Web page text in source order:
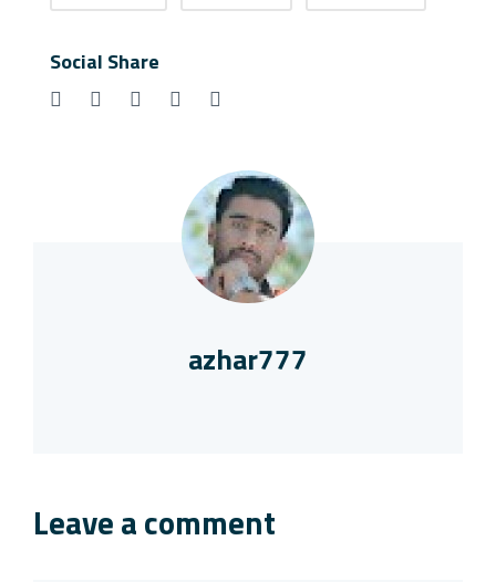
Social Share
azhar777
Leave a comment